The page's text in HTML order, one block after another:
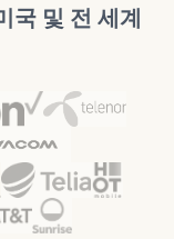
국 및 전 세계